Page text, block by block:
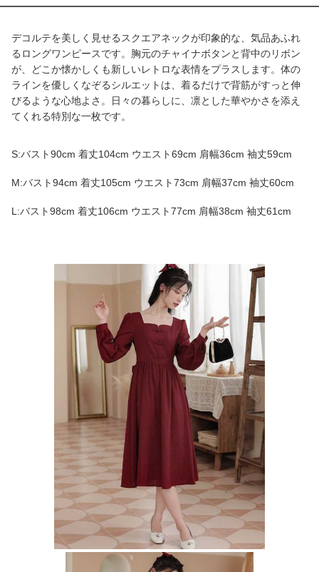
デコルテを美しく見せるスクエアネックが印象的な、気品あふれ
るロングワンピースです。胸元のチャイナボタンと背中のリボン
が、どこか懐かしくも新しいレトロな表情をプラスします。体の
ラインを優しくなぞるシルエットは、着るだけで背筋がすっと伸
びるような心地よさ。日々の暮らしに、凛とした華やかさを添え
てくれる特別な一枚です。
S:バスト90cm 着丈104cm ウエスト69cm 肩幅36cm 袖丈59cm
M:バスト94cm 着丈105cm ウエスト73cm 肩幅37cm 袖丈60cm
L:バスト98cm 着丈106cm ウエスト77cm 肩幅38cm 袖丈61cm